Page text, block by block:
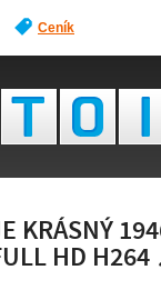
Ceník
KRÁSNÝ
HD